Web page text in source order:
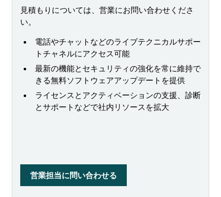
見積もりについては、営業にお問い合わせくださ
い。
電話やチャットなどのライブテクニカルサポー
トチャネルにアクセス可能
最新の機能とセキュリティの強化を常に維持で
きる無料ソフトウェアアップデートを提供
ライセンスとアクティベーションの支援、診断
とサポートなどで社内リソースを拡大
営業担当に問い合わせる